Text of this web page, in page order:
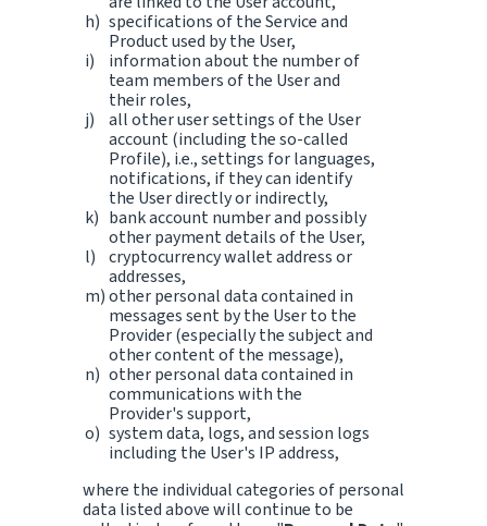
specifications of the Service and
Product used by the User,
information about the number of
team members of the User and
their roles,
all other user settings of the User
account (including the so-called
Profile), i.e., settings for languages,
notifications, if they can identify
the User directly or indirectly,
bank account number and possibly
other payment details of the User,
cryptocurrency wallet address or
addresses,
other personal data contained in
messages sent by the User to the
Provider (especially the subject and
other content of the message),
other personal data contained in
communications with the
Provider's support,
system data, logs, and session logs
including the User's IP address,
where the individual categories of personal
data listed above will continue to be